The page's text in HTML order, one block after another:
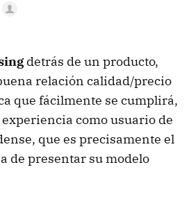
detrás de un producto,
relación calidad/precio
que fácilmente se cumplirá,
como usuario de
que es precisamente el
de presentar su modelo